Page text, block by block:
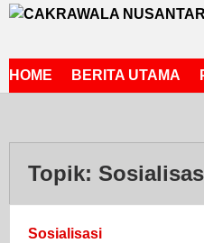
Lewati
HOME
BERITA UTAMA
Topik:
Sosialisasi